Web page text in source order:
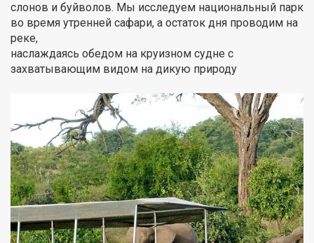
слонов и буйволов. Мы исследуем национальный парк
во время утренней сафари, а остаток дня проводим на
реке,
наслаждаясь обедом на круизном судне с
захватывающим видом на дикую природу